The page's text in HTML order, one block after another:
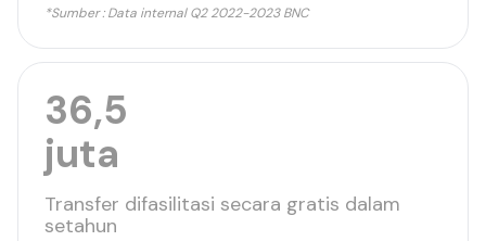
*Sumber : Data internal Q2 2022-2023 BNC
36,5
juta
Transfer difasilitasi secara gratis dalam
setahun